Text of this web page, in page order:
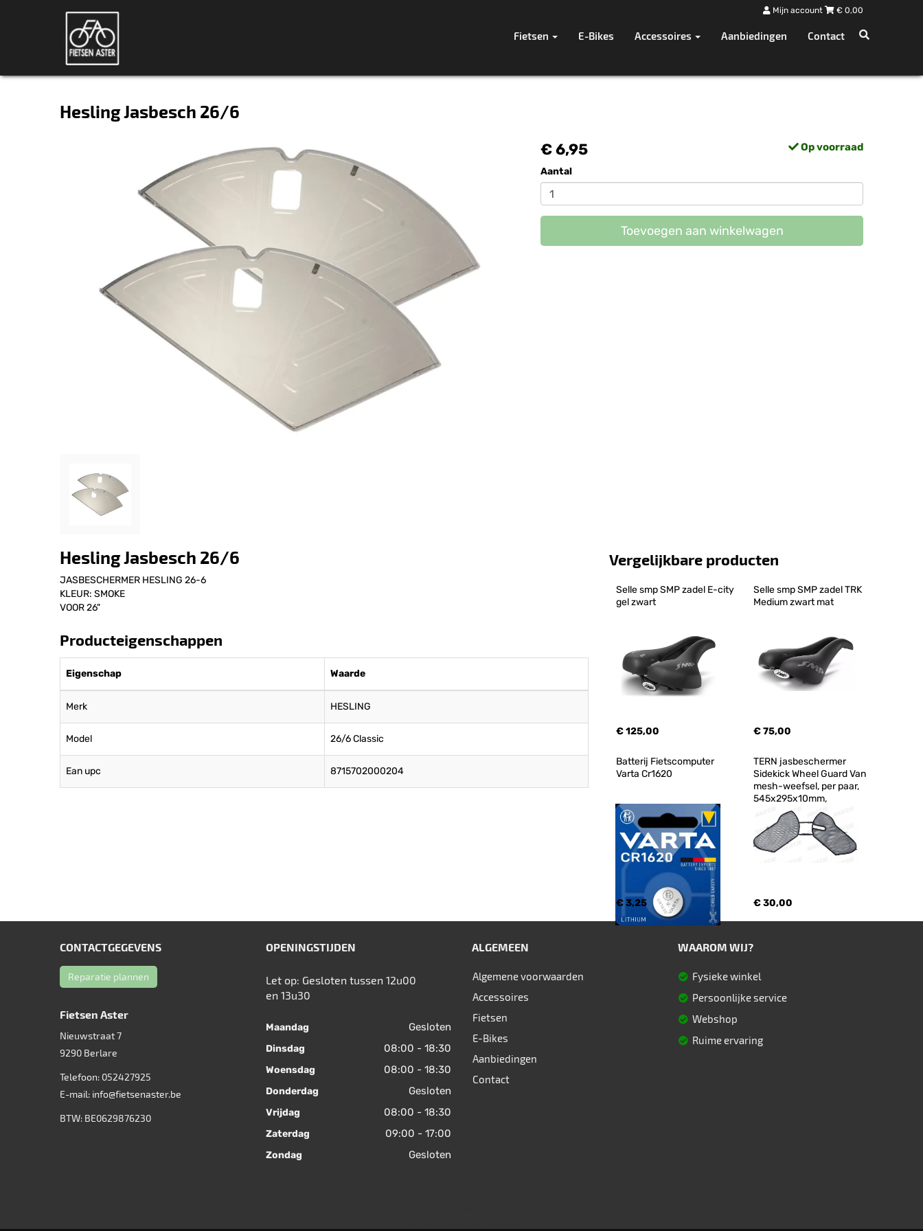
Mijn account € 0,00
Fietsen E-Bikes Accessoires Aanbiedingen Contact
Hesling Jasbesch 26/6
€ 6,95 Op voorraad
Aantal
Toevoegen aan winkelwagen
Hesling Jasbesch 26/6
JASBESCHERMER HESLING 26-6
KLEUR: SMOKE
VOOR 26"
Producteigenschappen
Eigenschap Waarde
Merk HESLING
Model 26/6 Classic
Ean upc 8715702000204
Vergelijkbare producten
Selle smp SMP zadel E-city
gel zwart
€ 125,00
Selle smp SMP zadel TRK
Medium zwart mat
€ 75,00
Batterij Fietscomputer
Varta Cr1620
€ 3,25
TERN jasbeschermer
Sidekick Wheel Guard Van
mesh-weefsel, per paar,
545x295x10mm,
€ 30,00
CONTACTGEGEVENS
Reparatie plannen
Fietsen Aster
Nieuwstraat 7
9290 Berlare
Telefoon: 052427925
E-mail: info@fietsenaster.be
BTW: BE0629876230
OPENINGSTIJDEN
Let op: Gesloten tussen 12u00
en 13u30
Maandag Gesloten
Dinsdag 08:00 - 18:30
Woensdag 08:00 - 18:30
Donderdag Gesloten
Vrijdag 08:00 - 18:30
Zaterdag 09:00 - 17:00
Zondag Gesloten
ALGEMEEN
Algemene voorwaarden
Accessoires
Fietsen
E-Bikes
Aanbiedingen
Contact
WAAROM WIJ?
Fysieke winkel
Persoonlijke service
Webshop
Ruime ervaring